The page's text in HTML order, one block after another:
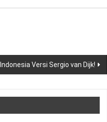
Versi Sergio van Dijk!